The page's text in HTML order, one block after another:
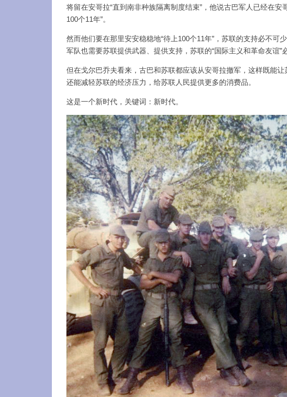
将留在安哥拉“直到南非种族隔离制度结束”，他说古巴军人已经在
100个11年”。
然而他们要在那里安安稳稳地“待上100个11年”，苏联的支持必不可
军队也需要苏联提供武器、提供支持，苏联的“国际主义和革命友谊”
但在戈尔巴乔夫看来，古巴和苏联都应该从安哥拉撤军，这样既能
还能减轻苏联的经济压力，给苏联人民提供更多的消费品。
这是一个新时代，关键词：新时代。